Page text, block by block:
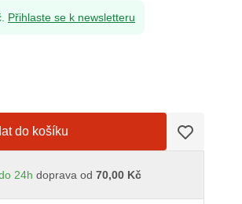
Přihlaste se k newsletteru
do košíku
24h doprava od 70,00 Kč